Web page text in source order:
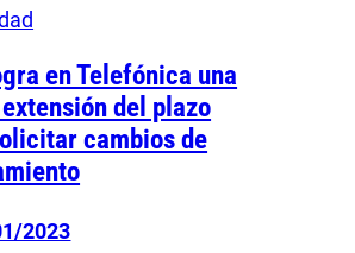
en Telefónica una
del plazo
cambios de
2023